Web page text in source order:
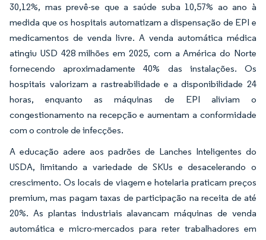
30,12%, mas prevê-se que a saúde suba 10,57% ao ano à
medida que os hospitais automatizam a dispensação de EPI e
medicamentos de venda livre. A venda automática médica
atingiu USD 428 milhões em 2025, com a América do Norte
fornecendo aproximadamente 40% das instalações. Os
hospitais valorizam a rastreabilidade e a disponibilidade 24
horas, enquanto as máquinas de EPI aliviam o
congestionamento na recepção e aumentam a conformidade
com o controle de infecções.
A educação adere aos padrões de Lanches Inteligentes do
USDA, limitando a variedade de SKUs e desacelerando o
crescimento. Os locais de viagem e hotelaria praticam preços
premium, mas pagam taxas de participação na receita de até
20%. As plantas industriais alavancam máquinas de venda
automática e micro-mercados para reter trabalhadores em